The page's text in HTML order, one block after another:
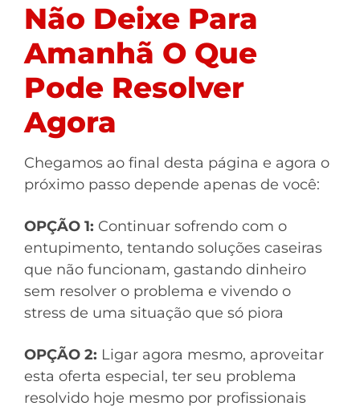
Não Deixe Para
Amanhã O Que
Pode Resolver
Agora
Chegamos ao final desta página e agora o
próximo passo depende apenas de você:
OPÇÃO 1: Continuar sofrendo com o
entupimento, tentando soluções caseiras
que não funcionam, gastando dinheiro
sem resolver o problema e vivendo o
stress de uma situação que só piora
OPÇÃO 2: Ligar agora mesmo, aproveitar
esta oferta especial, ter seu problema
resolvido hoje mesmo por profissionais